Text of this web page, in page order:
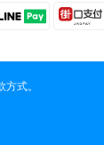
式。